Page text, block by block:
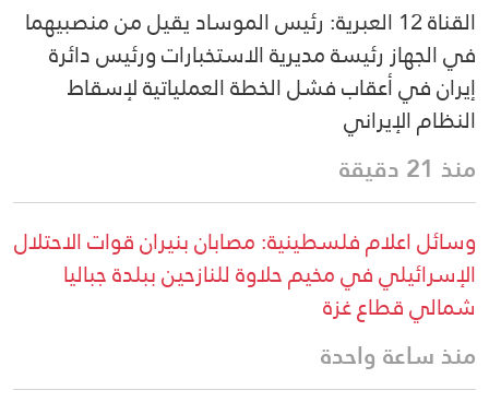
القناة 12 العبرية: رئيس الموساد يقيل من منصبيهما
في الجهاز رئيسة مديرية الاستخبارات ورئيس دائرة
إيران في أعقاب فشل الخطة العملياتية لإسقاط
النظام الإيراني
منذ 21 دقيقة
وسائل اعلام فلسطينية: مصابان بنيران قوات الاحتلال
الإسرائيلي في مخيم حلاوة للنازحين ببلدة جباليا
شمالي قطاع غزة
منذ ساعة واحدة